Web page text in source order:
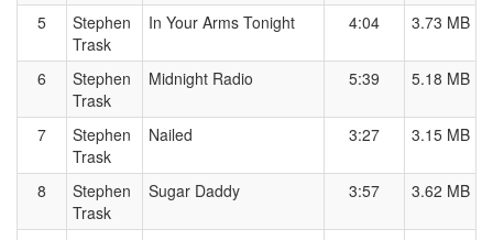
5
Stephen
Trask
In Your Arms Tonight 4:04 3.73 MB
6
Stephen
Trask
Midnight Radio 5:39 5.18 MB
7
Stephen
Trask
Nailed 3:27 3.15 MB
8
Stephen
Trask
Sugar Daddy 3:57 3.62 MB